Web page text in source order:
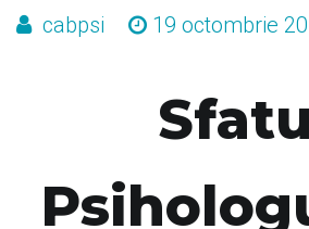
cabpsi 19 octombrie